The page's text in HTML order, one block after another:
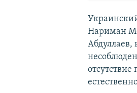
Нариман
Абдуллаев,